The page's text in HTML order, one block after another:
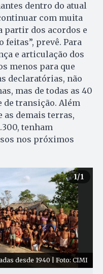
dentro do atual
com muita
partir dos acordos e
feitas”, prevê. Para
e articulação dos
menos para que
declaratórias, não
mas de todas as 40
de transição. Além
as demais terras,
tenham
nos próximos
1/1
desde 1940 | Foto: CIMI